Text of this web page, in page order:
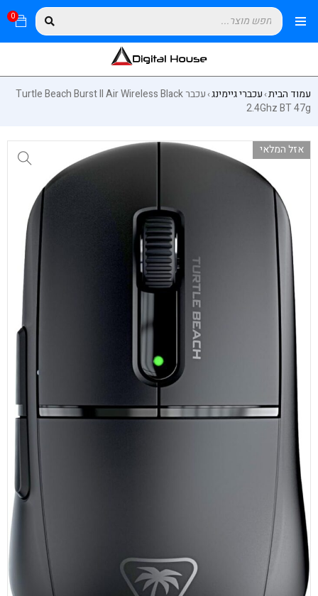
0
עמוד הבית›עכברי גיימינג›
עכבר Turtle Beach Burst II Air Wireless Black
2.4Ghz BT 47g
אזל המלאי